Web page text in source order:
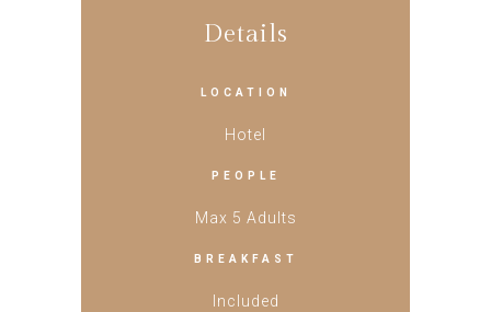
Details
LOCATION
Hotel
PEOPLE
Max 5 Adults
BREAKFAST
Included